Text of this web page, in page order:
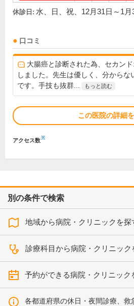
休診日: 水、日、祝、12月31日～1月
口コミ
大腸癌と診断された為、セカン
しました。先生は優しく、分からな
です。手技も抜群...
もっと読む
この医院の詳細
アクセス数※
別の条件で検索
地域から病院・クリニックを探
診療科目から病院・クリニック
予約ができる病院・クリニック
各都道府県の休日・夜間診療、救